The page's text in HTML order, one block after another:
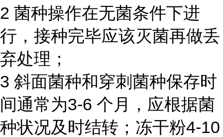
2 菌种操作在无菌条件下进
行，接种完毕应该灭菌再做丢
弃处理；
3 斜面菌种和穿刺菌种保存时
间通常为3-6 个月，应根据菌
种状况及时结转；冻干粉4-10